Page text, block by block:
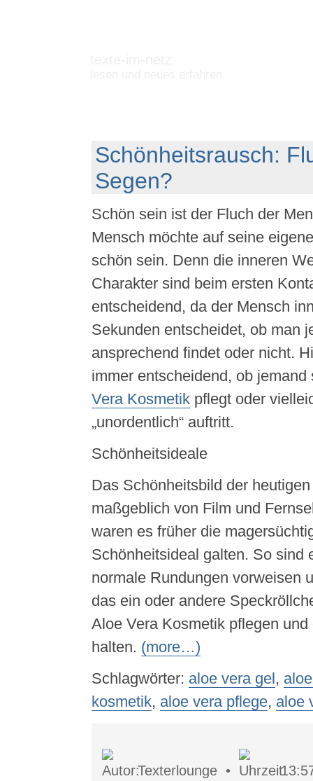
Schönheitsrausch:
Segen?
Schön sein ist der Fluch der
Mensch möchte auf seine
schön sein. Denn die inneren
Charakter sind beim ersten
entscheidend, da der Mensch
Sekunden entscheidet, ob man
ansprechend findet oder nicht.
immer entscheidend, ob
Vera Kosmetikpflegt oder
„unordentlich“ auftritt.
Schönheitsideale
Das Schönheitsbild der
maßgeblich von Film und
waren es früher die
Schönheitsideal galten. So sind
normale Rundungen vorweisen
das ein oder andere
Aloe Vera Kosmetik pflegen
halten. (more…)
Schlagwörter: aloe vera gel,
kosmetik, aloe vera pflege, aloe
Texterlounge •